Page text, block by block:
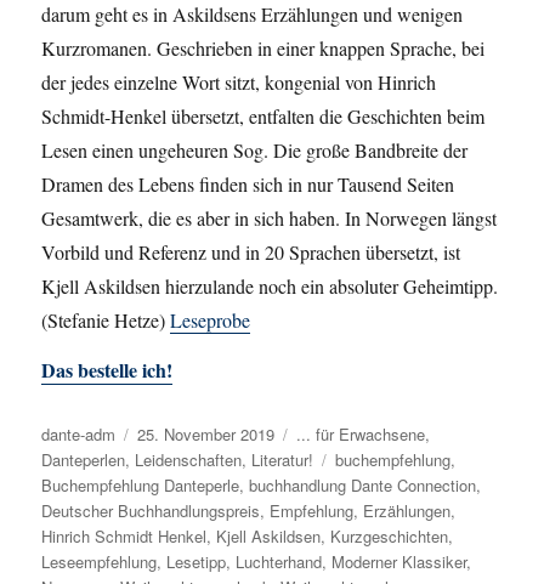
darum geht es in Askildsens Erzählungen und wenigen
Kurzromanen. Geschrieben in einer knappen Sprache, bei
der jedes einzelne Wort sitzt, kongenial von Hinrich
Schmidt-Henkel übersetzt, entfalten die Geschichten beim
Lesen einen ungeheuren Sog. Die große Bandbreite der
Dramen des Lebens finden sich in nur Tausend Seiten
Gesamtwerk, die es aber in sich haben. In Norwegen längst
Vorbild und Referenz und in 20 Sprachen übersetzt, ist
Kjell Askildsen hierzulande noch ein absoluter Geheimtipp.
(Stefanie Hetze)Leseprobe
Das bestelle ich!
Autor
dante-adm
Veröffentlicht
am
25. November 2019 Kategorien
... für Erwachsene,
Danteperlen, Leidenschaften, Literatur! Schlagwörter
buchempfehlung,
Buchempfehlung Danteperle,buchhandlung Dante Connection,
Deutscher Buchhandlungspreis, Empfehlung, Erzählungen,
Hinrich Schmidt Henkel, Kjell Askildsen, Kurzgeschichten,
Leseempfehlung, Lesetipp, Luchterhand, Moderner Klassiker,